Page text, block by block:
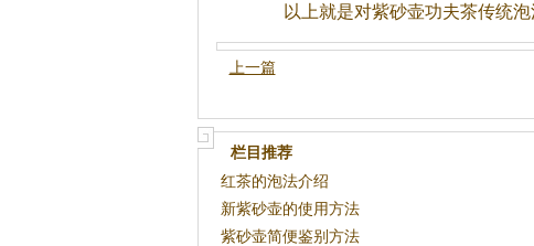
以上就是对紫砂壶功夫茶传统泡
上一篇
栏目推荐
红茶的泡法介绍
新紫砂壶的使用方法
紫砂壶简便鉴别方法